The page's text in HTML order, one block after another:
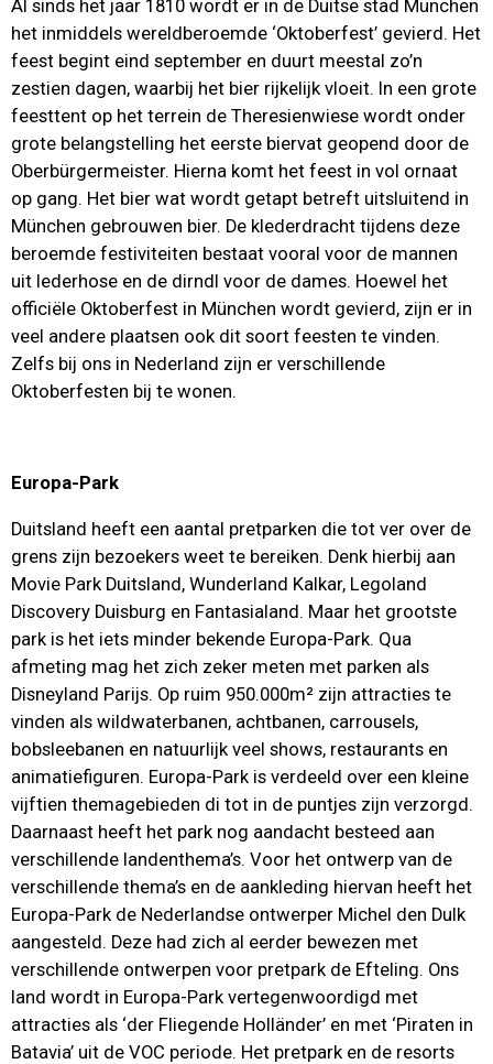
Al sinds het jaar 1810 wordt er in de Duitse stad München
het inmiddels wereldberoemde ‘Oktoberfest’ gevierd. Het
feest begint eind september en duurt meestal zo’n
zestien dagen, waarbij het bier rijkelijk vloeit. In een grote
feesttent op het terrein de Theresienwiese wordt onder
grote belangstelling het eerste biervat geopend door de
Oberbürgermeister. Hierna komt het feest in vol ornaat
op gang. Het bier wat wordt getapt betreft uitsluitend in
München gebrouwen bier. De klederdracht tijdens deze
beroemde festiviteiten bestaat vooral voor de mannen
uit lederhose en de dirndl voor de dames. Hoewel het
officiële Oktoberfest in München wordt gevierd, zijn er in
veel andere plaatsen ook dit soort feesten te vinden.
Zelfs bij ons in Nederland zijn er verschillende
Oktoberfesten bij te wonen.
Europa-Park
Duitsland heeft een aantal pretparken die tot ver over de
grens zijn bezoekers weet te bereiken. Denk hierbij aan
Movie Park Duitsland, Wunderland Kalkar, Legoland
Discovery Duisburg en Fantasialand. Maar het grootste
park is het iets minder bekende Europa-Park. Qua
afmeting mag het zich zeker meten met parken als
Disneyland Parijs. Op ruim 950.000m² zijn attracties te
vinden als wildwaterbanen, achtbanen, carrousels,
bobsleebanen en natuurlijk veel shows, restaurants en
animatiefiguren. Europa-Park is verdeeld over een kleine
vijftien themagebieden di tot in de puntjes zijn verzorgd.
Daarnaast heeft het park nog aandacht besteed aan
verschillende landenthema’s. Voor het ontwerp van de
verschillende thema’s en de aankleding hiervan heeft het
Europa-Park de Nederlandse ontwerper Michel den Dulk
aangesteld. Deze had zich al eerder bewezen met
verschillende ontwerpen voor pretpark de Efteling. Ons
land wordt in Europa-Park vertegenwoordigd met
attracties als ‘der Fliegende Holländer’ en met ‘Piraten in
Batavia’ uit de VOC periode. Het pretpark en de resorts